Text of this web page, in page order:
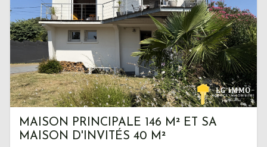
MAISON PRINCIPALE 146 M² ET SA
MAISON D'INVITÉS 40 M²